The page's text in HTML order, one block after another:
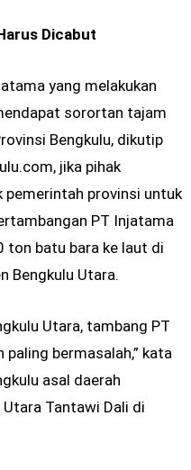
Dicabut
yang melakukan
sorortan tajam
Bengkulu, dikutip
jika pihak
pemerintah provinsi untuk
PT Injatama
ton batu bara ke laut di
Bengkulu Utara.
Utara, tambang PT
bermasalah,” kata
asal daerah
Tantawi Dali di